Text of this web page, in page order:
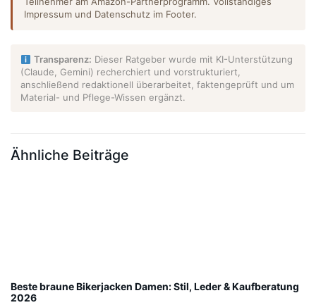
Impressum und Datenschutz im Footer.
Transparenz: Dieser Ratgeber wurde mit KI-Unterstützung
(Claude, Gemini) recherchiert und vorstrukturiert,
anschließend redaktionell überarbeitet, faktengeprüft und um
Material- und Pflege-Wissen ergänzt.
Ähnliche Beiträge
Beste braune Bikerjacken Damen: Stil, Leder & Kaufberatung
2026